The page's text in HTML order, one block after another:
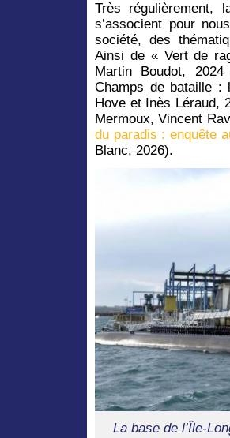
Très régulièrement,
s’associent pour
société, des
Ainsi de « Vert de
Martin Boudot,
Champs de bataille :
Hove et Inès Léraud,
Mermoux, Vincent
du paradis : enquête
Blanc, 2026).
La base de l’Île-